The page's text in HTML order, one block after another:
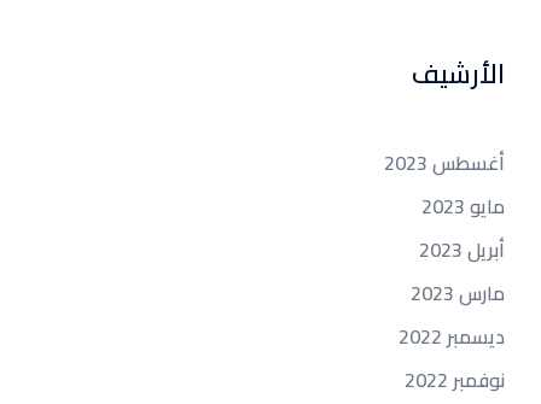
الأرشيف
أغسطس 2023
مايو 2023
أبريل 2023
مارس 2023
ديسمبر 2022
نوفمبر 2022